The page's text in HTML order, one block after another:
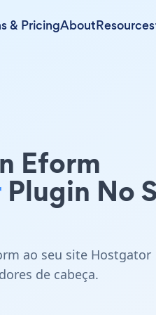
& PricingAboutResources
Eform
Plugin No
ao seu site Hostgator
de cabeça.